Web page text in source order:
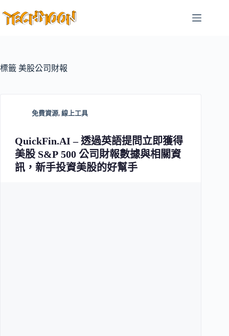
至
容
標籤 美股公司財報
免費資源, 線上工具
QuickFin.AI – 透過英語提問立即獲得
美股 S&P 500 公司財報數據與相關資
訊，新手投資美股的好幫手